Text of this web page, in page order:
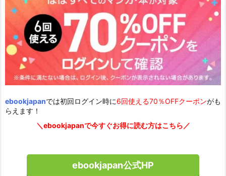
ebookjapanでは初回ログイン時に6回使える70％OFFクーポンがも
らえます！
＼ebookjapanで今すぐお得に読む方はこちら／
ebookjapan公式HP